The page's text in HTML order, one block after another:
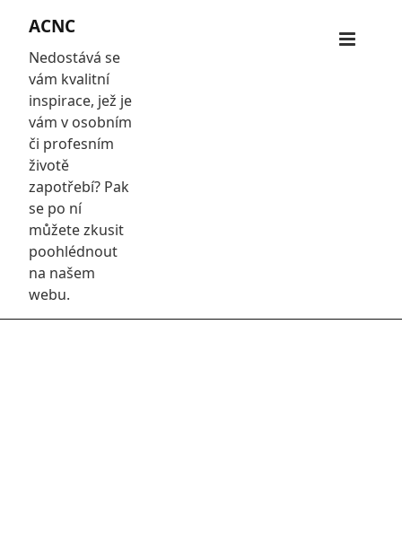
content
ACNC
Nedostává se
vám kvalitní
inspirace, jež je
vám v osobním
či profesním
životě
zapotřebí? Pak
se po ní
můžete zkusit
poohlédnout
na našem
webu.